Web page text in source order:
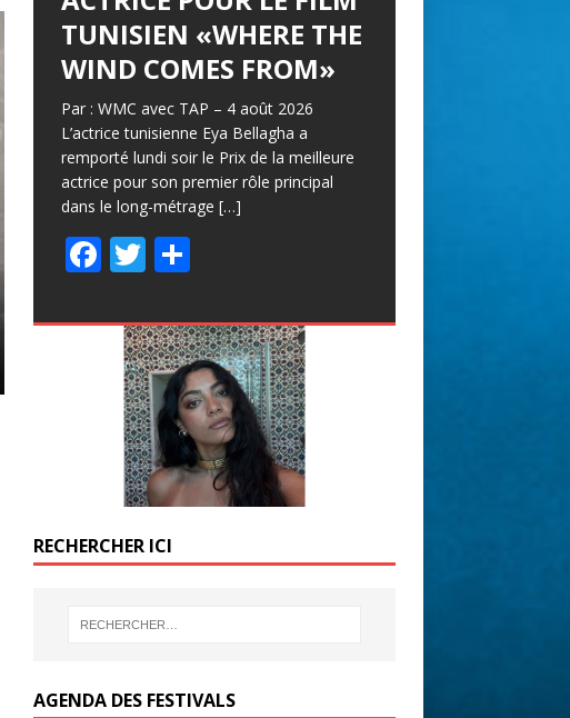
TUNISIEN «WHERE THE
WIND COMES FROM»
Par : WMC avec TAP – 4 août 2026
L’actrice tunisienne Eya Bellagha a
remporté lundi soir le Prix de la meilleure
actrice pour son premier rôle principal
dans le long-métrage […]
F
e
T
itt
er
P
ta
g
er
RECHERCHER ICI
AGENDA DES FESTIVALS